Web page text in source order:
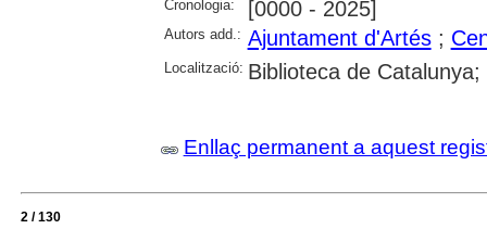
Cronologia: [0000 - 2025]
Autors add.: Ajuntament d'Artés;
Localització: Biblioteca de
Enllaç permanent a aquest
2 / 130